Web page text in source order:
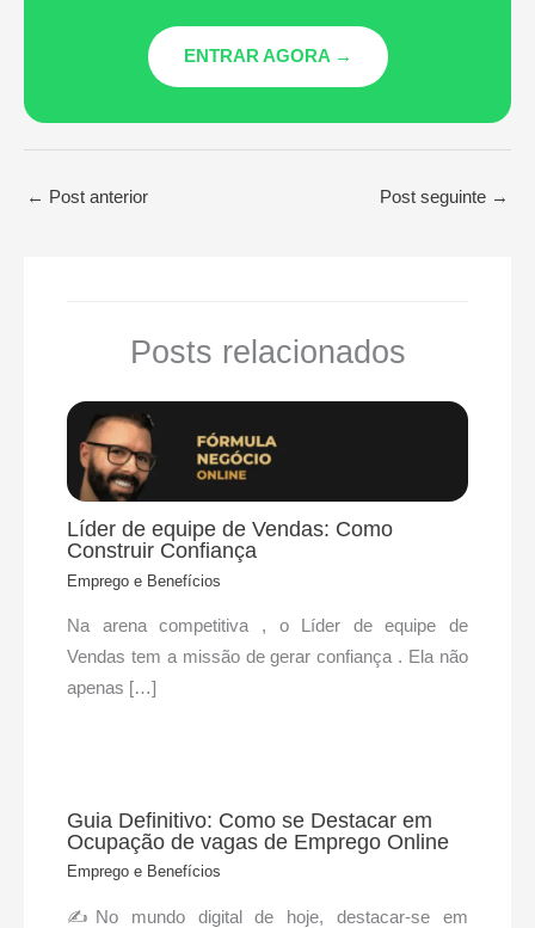
ENTRAR AGORA →
← Post anterior Post seguinte →
Posts relacionados
Líder de equipe de Vendas: Como
Construir Confiança
Emprego e Benefícios
Na arena competitiva , o Líder de equipe de
Vendas tem a missão de gerar confiança . Ela não
apenas […]
Guia Definitivo: Como se Destacar em
Ocupação de vagas de Emprego Online
Emprego e Benefícios
✍No mundo digital de hoje, destacar-se em